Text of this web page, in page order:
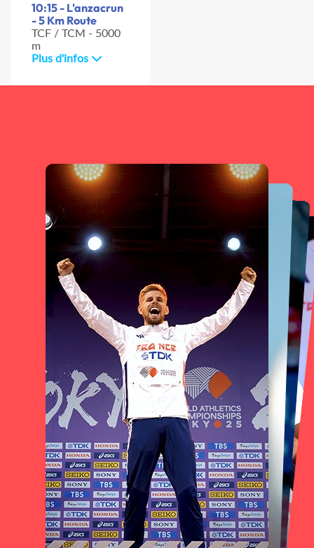
10:15 - L'anzacrun
- 5 Km Route
TCF / TCM - 5000
m
Plus d'infos